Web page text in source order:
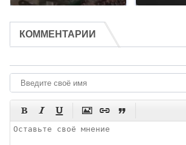
КОММЕНТАРИИ
     